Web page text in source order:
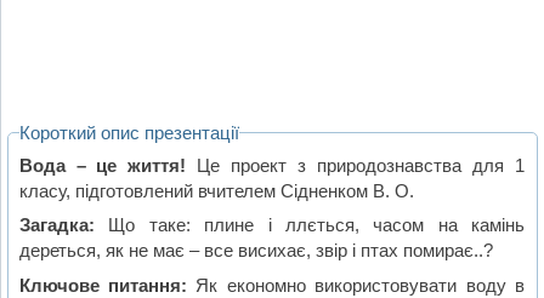
Короткий опис презентації
Вода – це життя! Це проект з природознавства для 1
класу, підготовлений вчителем Сідненком В. О.
Загадка: Що таке: плине і ллється, часом на камінь
дереться, як не має – все висихає, звір і птах помирає..?
Ключове питання: Як економно використовувати воду в